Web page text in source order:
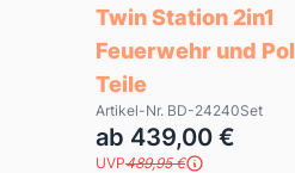
Twin Station 2in1
Feuerwehr und
Teile
Artikel-Nr. BD-24240Set
ab 439,00 €
UVP489,95 €